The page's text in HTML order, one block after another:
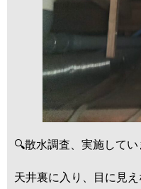
🔍散水調査、実施してい
天井裏に入り、目に見